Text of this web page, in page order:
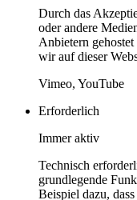
Durch das
oder andere
Anbietern
wir auf dieser
Vimeo, YouTube
Erforderlich
Immer aktiv
Technisch
grundlegende
Beispiel dazu,